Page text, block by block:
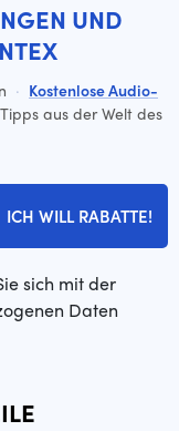
UND
· Kostenlose Audio-
aus der Welt des
ICH WILL RABATTE!
sich mit der
Daten